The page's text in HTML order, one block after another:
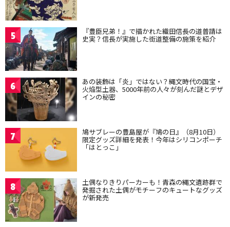
5 『豊臣兄弟！』で描かれた織田信長の道普請は
史実？信長が実施した街道整備の施策を紹介
6 あの装飾は「炎」ではない？縄文時代の国宝・
火焔型土器、5000年前の人々が刻んだ謎とデザ
インの秘密
7 鳩サブレーの豊島屋が『鳩の日』（8月10日）
限定グッズ詳細を発表！今年はシリコンポーチ
「はとっこ」
8 土偶なりきりパーカーも！青森の縄文遺跡群で
発掘された土偶がモチーフのキュートなグッズ
が新発売